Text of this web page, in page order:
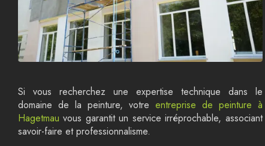
Si vous recherchez une expertise technique dans le
domaine de la peinture, votre entreprise de peinture à
Hagetmau vous garantit un service irréprochable, associant
savoir-faire et professionnalisme.